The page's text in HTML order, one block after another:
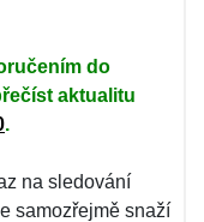
do
aktualitu
.
na sledování
samozřejmě snaží